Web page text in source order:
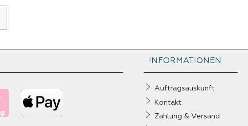
INFORMATIONEN
Auftragsauskunft
Kontakt
Zahlung & Versand